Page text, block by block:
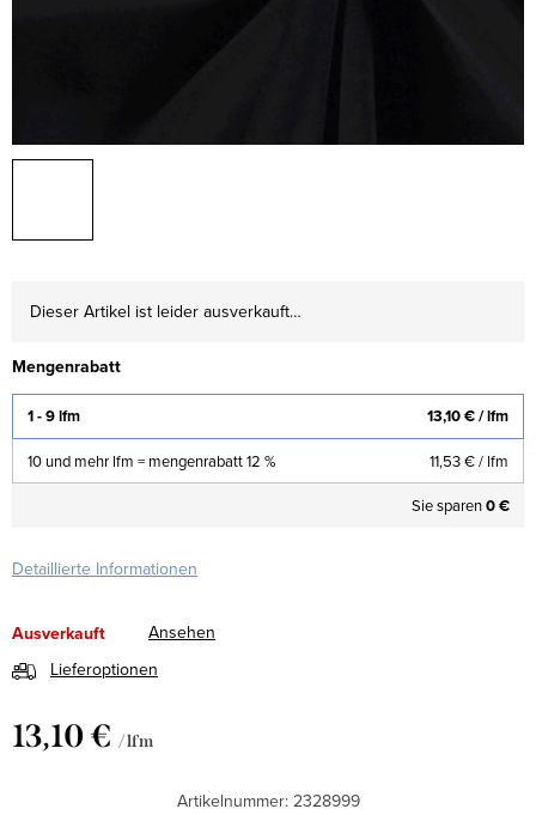
Dieser Artikel ist leider ausverkauft…
Mengenrabatt
1 - 9 lfm 13,10 €/ lfm
10 und mehr lfm = mengenrabatt 12 % 11,53 €/ lfm
Sie sparen0 €
Detaillierte Informationen
Ausverkauft
Ansehen
Lieferoptionen
13,10 € / lfm
Artikelnummer: 2328999